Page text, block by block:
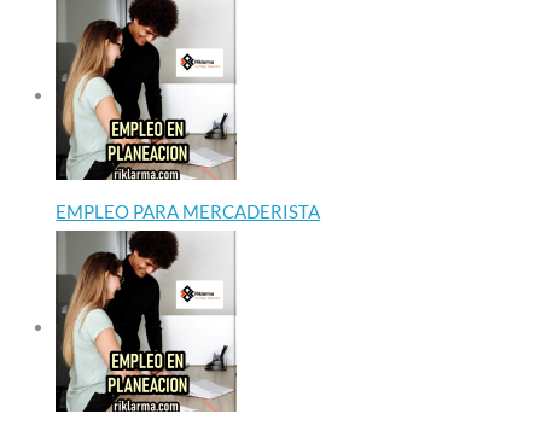
EMPLEO PARA MERCADERISTA